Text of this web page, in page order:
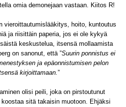
omiademonejaan vastaan. Kiitos R!
vieroittautumislääkitys, hoito, kuntoutus
ja riisittäin paperia, jos ei ole kykyä
keskustelua, itsensä mollaamista
on sanonut, että ”Suurin ponnistus ei
ja epäonnistumisen pelon
kirjoittamaan.”
olisi peili, joka on pirstoutunut
sitä takaisin muotoon. Ehjäksi